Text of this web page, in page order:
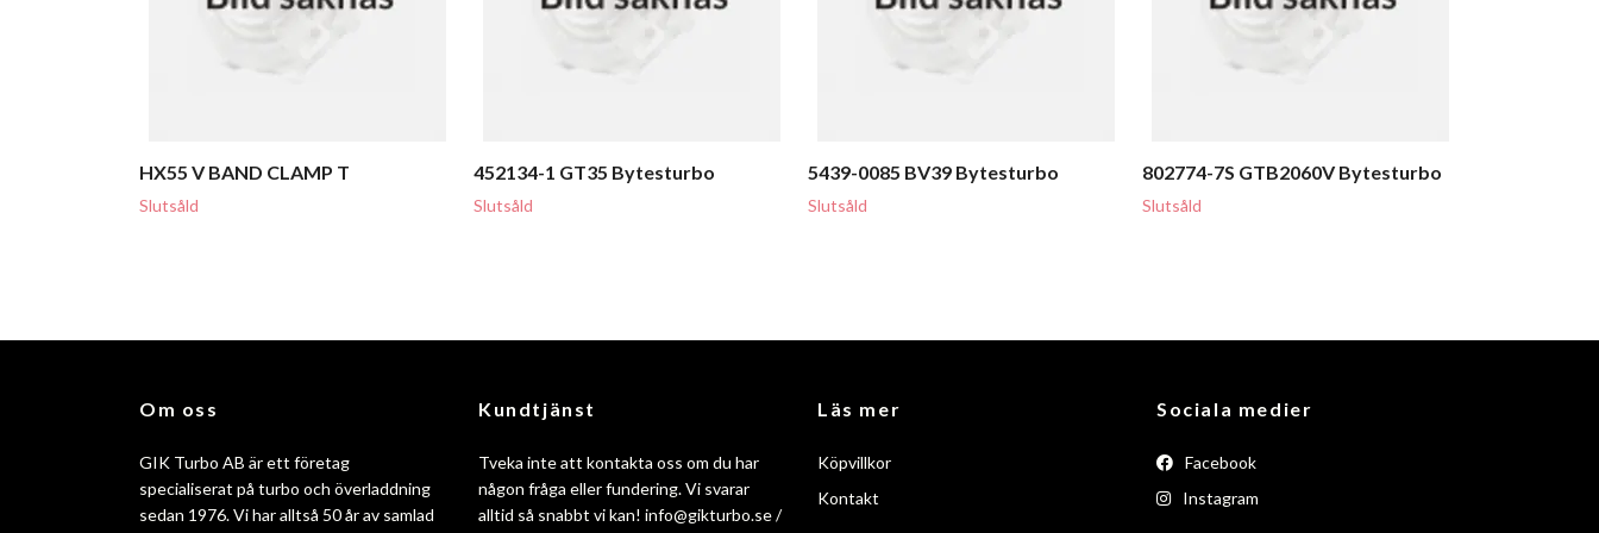
HX55 V BAND CLAMP T
Slutsåld
452134-1 GT35 Bytesturbo
Slutsåld
5439-0085 BV39 Bytesturbo
Slutsåld
802774-7S GTB2060V Bytesturbo
Slutsåld
Om oss
GIK Turbo AB är ett företag
specialiserat på turbo och överladdning
sedan 1976. Vi har alltså 50 år av samlad
Kundtjänst
Tveka inte att kontakta oss om du har
någon fråga eller fundering. Vi svarar
alltid så snabbt vi kan! info@gikturbo.se/
Läs mer
Köpvillkor
Kontakt
Sociala medier
Facebook
Instagram